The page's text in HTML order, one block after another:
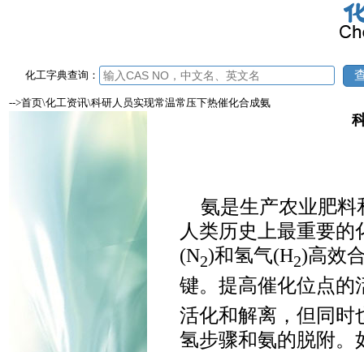
化工字典查询：
-->首页\化工资讯\科研人员实现常温常压下热催化合成氨
氨是生产农业肥
人类历史上最重要
(N2)和氢气(H2)高效
键。提高催化位点的
活化和解离，但同时
氢步骤和氨的脱附。